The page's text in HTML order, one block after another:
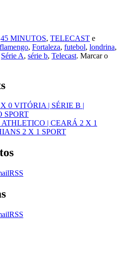
45 MINUTOS, TELECAST e
flamengo, Fortaleza, futebol, londrina,
Série A, série b, Telecast. Marcar o
0 VITÓRIA | SÉRIE B |
SPORT
| CEARÁ 2 X 1
2 X 1 SPORT
RSS
RSS